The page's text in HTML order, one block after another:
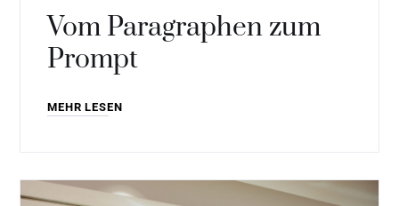
Vom Paragraphen zum
Prompt
MEHR LESEN